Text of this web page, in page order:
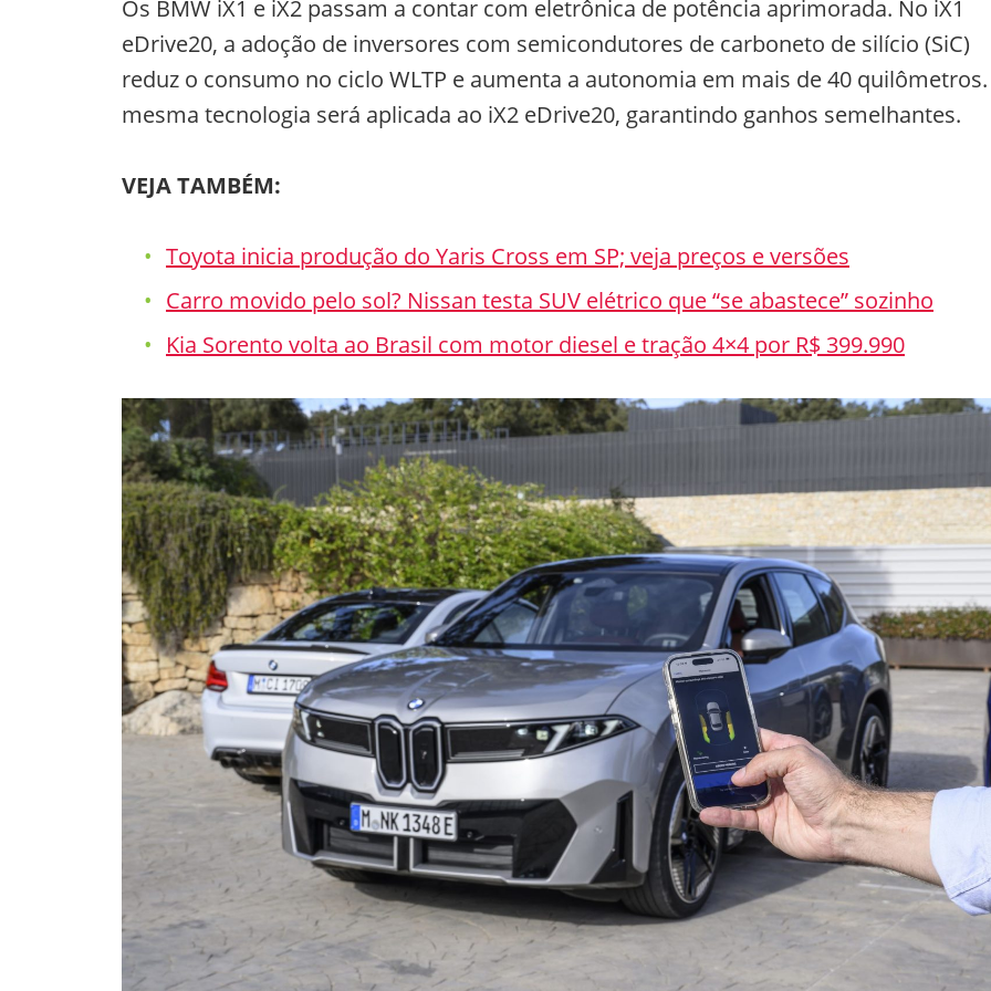
Os BMW iX1 e iX2 passam a contar com eletrônica de potência aprimorada. No iX1
eDrive20, a adoção de inversores com semicondutores de carboneto de silício (SiC)
reduz o consumo no ciclo WLTP e aumenta a autonomia em mais de 40
mesma tecnologia será aplicada ao iX2 eDrive20, garantindo ganhos semelhantes.
VEJA TAMBÉM:
Toyota inicia produção do Yaris Cross em SP; veja preços e versões
Carro movido pelo sol? Nissan testa SUV elétrico que “se abastece” sozinho
Kia Sorento volta ao Brasil com motor diesel e tração 4×4 por R$ 399.990